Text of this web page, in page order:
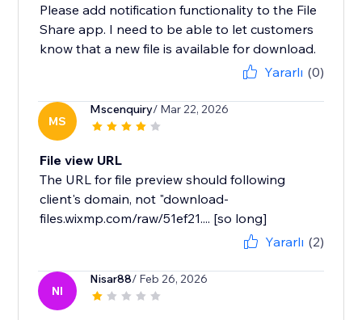
Please add notification functionality to the File
Share app. I need to be able to let customers
know that a new file is available for download.
Yararlı (0)
MS
Mscenquiry/ Mar 22, 2026
File view URL
The URL for file preview should following
client's domain, not "download-
files.wixmp.com/raw/51ef21.... [so long]
Yararlı (2)
NI
Nisar88/ Feb 26, 2026